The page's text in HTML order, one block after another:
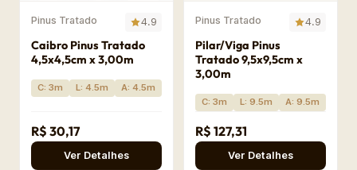
Pinus Tratado 4.9
Caibro Pinus Tratado
4,5x4,5cm x 3,00m
C: 3m L: 4.5m A: 4.5m
R$ 30,17
Ver Detalhes
Pinus Tratado 4.9
Pilar/Viga Pinus
Tratado 9,5x9,5cm x
3,00m
C: 3m L: 9.5m A: 9.5m
R$ 127,31
Ver Detalhes